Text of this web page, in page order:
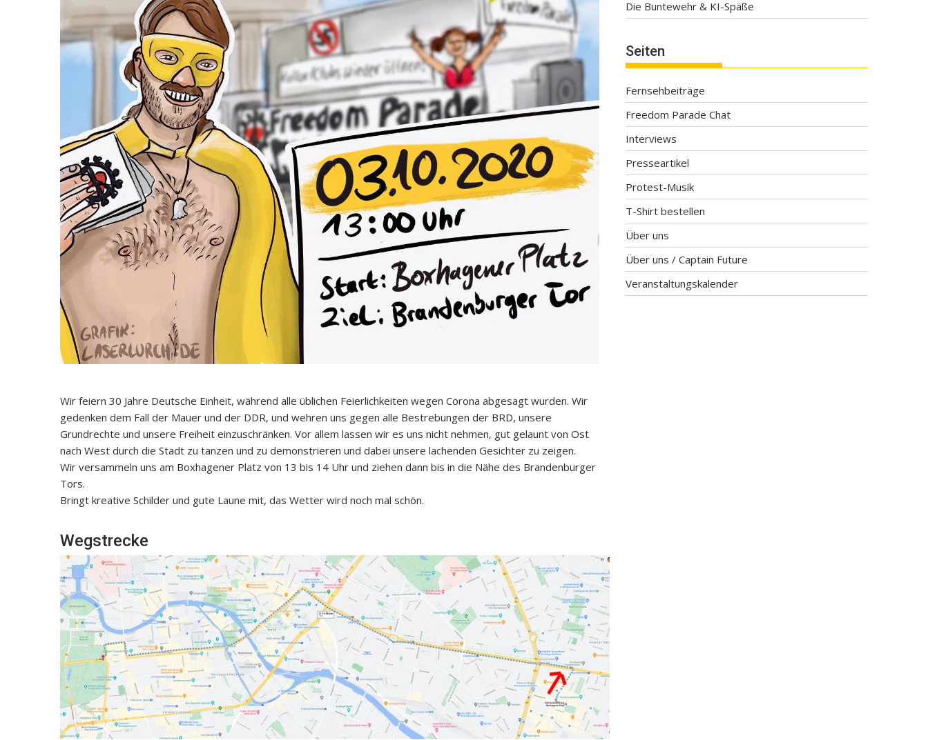
Wir feiern 30 Jahre Deutsche Einheit, während alle üblichen Feierlichkeiten wegen Corona abgesagt wurden. Wir
gedenken dem Fall der Mauer und der DDR, und wehren uns gegen alle Bestrebungen der BRD, unsere
Grundrechte und unsere Freiheit einzuschränken. Vor allem lassen wir es uns nicht nehmen, gut gelaunt von Ost
nach West durch die Stadt zu tanzen und zu demonstrieren und dabei unsere lachenden Gesichter zu zeigen.
Wir versammeln uns am Boxhagener Platz von 13 bis 14 Uhr und ziehen dann bis in die Nähe des Brandenburger
Tors.
Bringt kreative Schilder und gute Laune mit, das Wetter wird noch mal schön.
Wegstrecke
Die Buntewehr & KI-Späße
Seiten
Fernsehbeiträge
Freedom Parade Chat
Interviews
Presseartikel
Protest-Musik
T-Shirt bestellen
Über uns
Über uns / Captain Future
Veranstaltungskalender